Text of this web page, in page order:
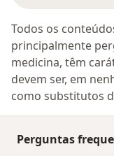
Todos os
principalmente
medicina, têm
devem ser, em
como substitutos
Perguntas